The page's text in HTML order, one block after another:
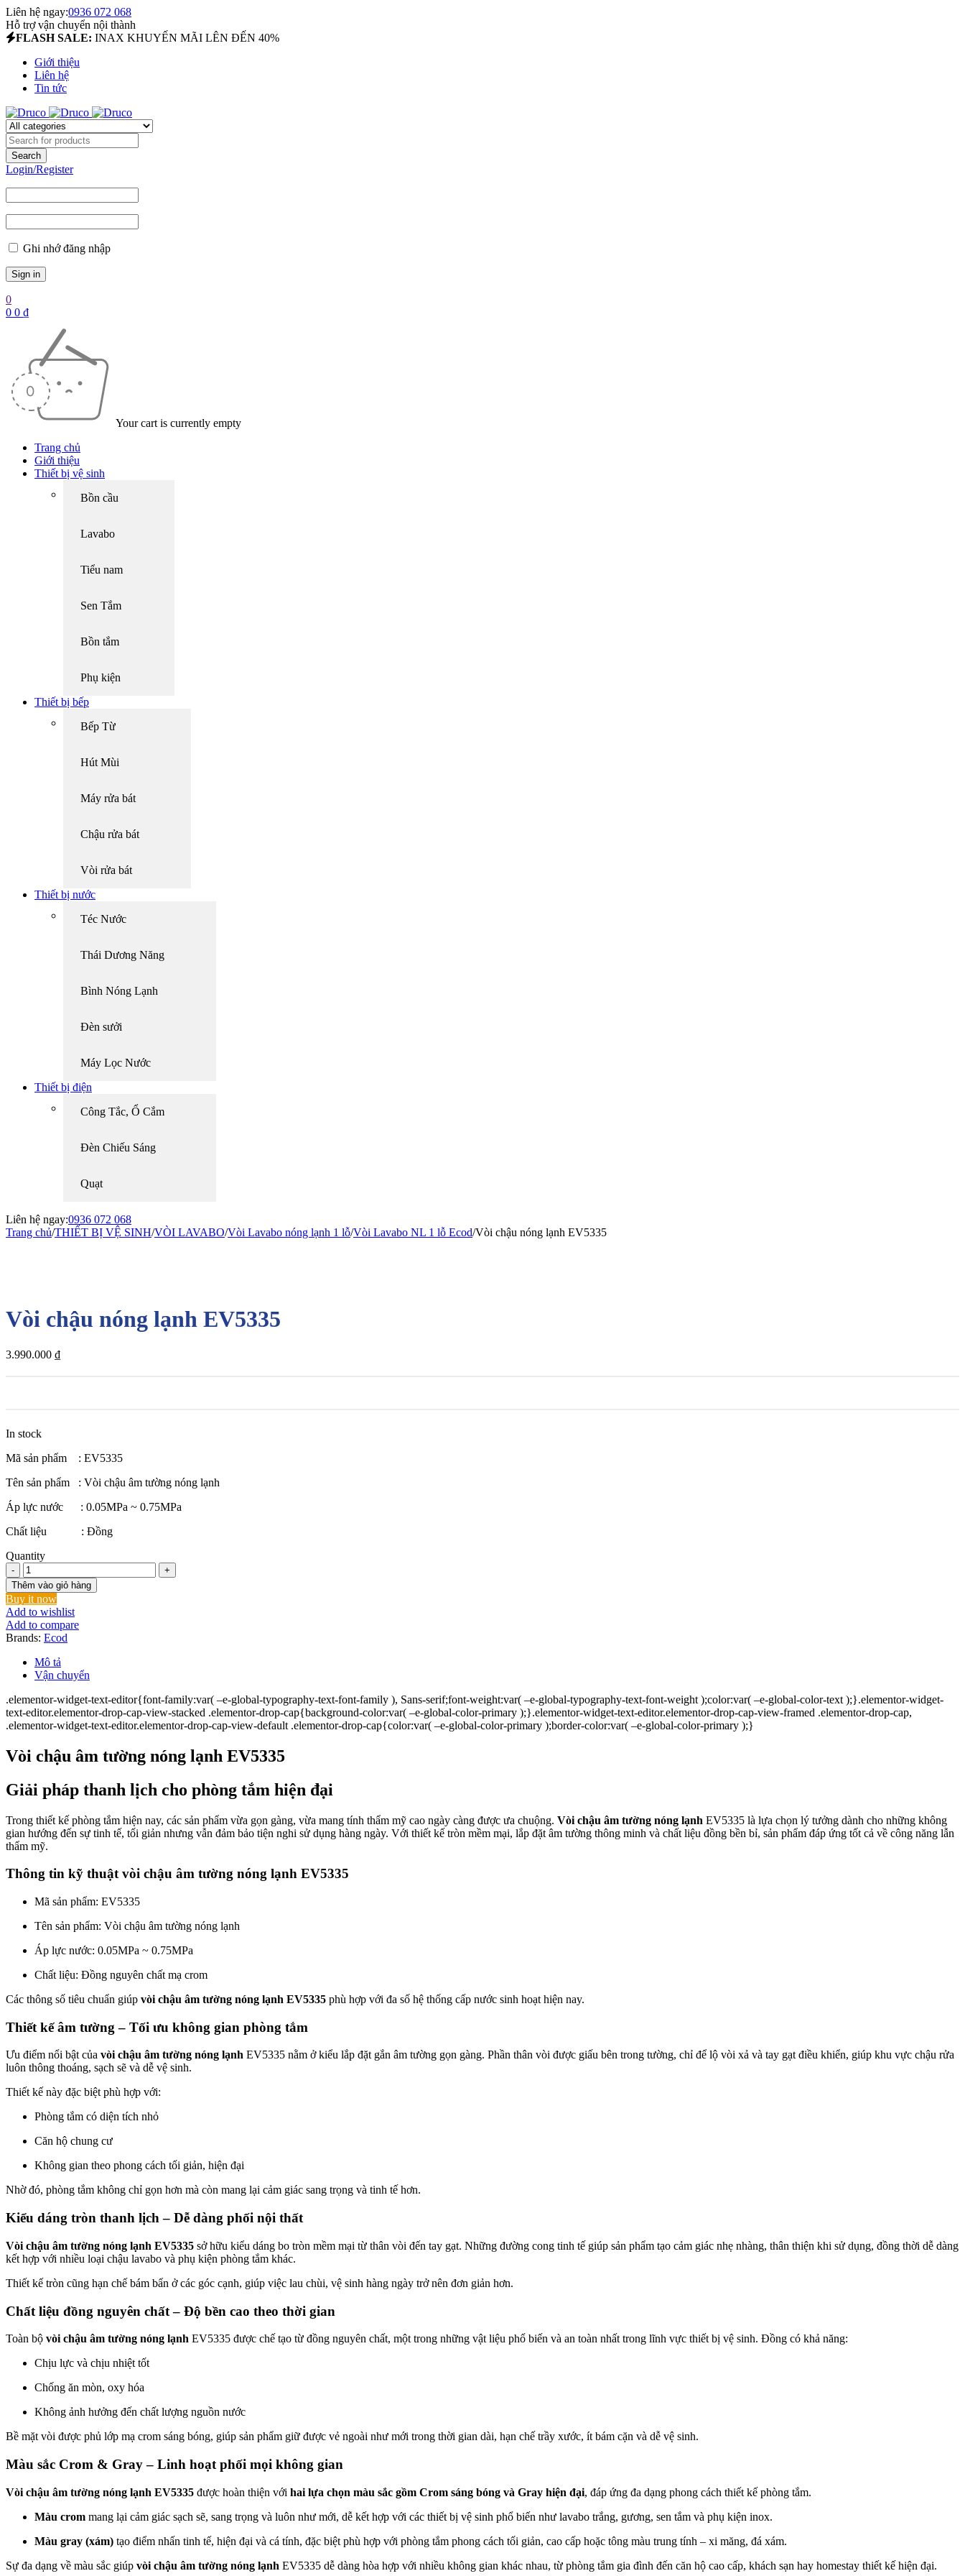
Liên hệ ngay:0936 072 068
Hỗ trợ vận chuyển nội thành
FLASH SALE: INAX KHUYẾN MÃI LÊN ĐẾN 40%
Giới thiệu
Liên hệ
Tin tức
Login/Register
Ghi nhớ đăng nhập
0
0 0 ₫
Your cart is currently empty
Trang chủ
Giới thiệu
Thiết bị vệ sinh
Bồn cầu
Lavabo
Tiểu nam
Sen Tắm
Bồn tắm
Phụ kiện
Thiết bị bếp
Bếp Từ
Hút Mùi
Máy rửa bát
Chậu rửa bát
Vòi rửa bát
Thiết bị nước
Téc Nước
Thái Dương Năng
Bình Nóng Lạnh
Đèn sưởi
Máy Lọc Nước
Thiết bị điện
Công Tắc, Ổ Cắm
Đèn Chiếu Sáng
Quạt
Liên hệ ngay:0936 072 068
Trang chủ/THIẾT BỊ VỆ SINH/VÒI LAVABO/Vòi Lavabo nóng lạnh 1 lỗ/Vòi Lavabo NL 1 lỗ Ecod/Vòi chậu nóng lạnh EV5335
Vòi chậu nóng lạnh EV5335
3.990.000 ₫
In stock
Mã sản phẩm : EV5335
Tên sản phẩm : Vòi chậu âm tường nóng lạnh
Áp lực nước : 0.05MPa ~ 0.75MPa
Chất liệu : Đồng
Quantity
Vòi
chậu
nóng
lạnh
EV5335
số
lượng
Thêm vào giỏ hàng
Buy it now
Add to wishlist
Add to compare
Brands: Ecod
Mô tả
Vận chuyển
.elementor-widget-text-editor{font-family:var( –e-global-typography-text-font-family ), Sans-serif;font-weight:var( –e-global-typography-text-font-weight );color:var( –e-global-color-text );}.elementor-widget-
text-editor.elementor-drop-cap-view-stacked .elementor-drop-cap{background-color:var( –e-global-color-primary );}.elementor-widget-text-editor.elementor-drop-cap-view-framed .elementor-drop-cap,
.elementor-widget-text-editor.elementor-drop-cap-view-default .elementor-drop-cap{color:var( –e-global-color-primary );border-color:var( –e-global-color-primary );}
Vòi chậu âm tường nóng lạnh EV5335
Giải pháp thanh lịch cho phòng tắm hiện đại
Trong thiết kế phòng tắm hiện nay, các sản phẩm vừa gọn gàng, vừa mang tính thẩm mỹ cao ngày càng được ưa chuộng. Vòi chậu âm tường nóng lạnh EV5335 là lựa chọn lý tưởng dành cho những không
gian hướng đến sự tinh tế, tối giản nhưng vẫn đảm bảo tiện nghi sử dụng hàng ngày. Với thiết kế tròn mềm mại, lắp đặt âm tường thông minh và chất liệu đồng bền bỉ, sản phẩm đáp ứng tốt cả về công năng lẫn
thẩm mỹ.
Thông tin kỹ thuật vòi chậu âm tường nóng lạnh EV5335
Mã sản phẩm: EV5335
Tên sản phẩm: Vòi chậu âm tường nóng lạnh
Áp lực nước: 0.05MPa ~ 0.75MPa
Chất liệu: Đồng nguyên chất mạ crom
Các thông số tiêu chuẩn giúp vòi chậu âm tường nóng lạnh EV5335 phù hợp với đa số hệ thống cấp nước sinh hoạt hiện nay.
Thiết kế âm tường – Tối ưu không gian phòng tắm
Ưu điểm nổi bật của vòi chậu âm tường nóng lạnh EV5335 nằm ở kiểu lắp đặt gắn âm tường gọn gàng. Phần thân vòi được giấu bên trong tường, chỉ để lộ vòi xả và tay gạt điều khiển, giúp khu vực chậu rửa
luôn thông thoáng, sạch sẽ và dễ vệ sinh.
Thiết kế này đặc biệt phù hợp với:
Phòng tắm có diện tích nhỏ
Căn hộ chung cư
Không gian theo phong cách tối giản, hiện đại
Nhờ đó, phòng tắm không chỉ gọn hơn mà còn mang lại cảm giác sang trọng và tinh tế hơn.
Kiểu dáng tròn thanh lịch – Dễ dàng phối nội thất
Vòi chậu âm tường nóng lạnh EV5335 sở hữu kiểu dáng bo tròn mềm mại từ thân vòi đến tay gạt. Những đường cong tinh tế giúp sản phẩm tạo cảm giác nhẹ nhàng, thân thiện khi sử dụng, đồng thời dễ dàng
kết hợp với nhiều loại chậu lavabo và phụ kiện phòng tắm khác.
Thiết kế tròn cũng hạn chế bám bẩn ở các góc cạnh, giúp việc lau chùi, vệ sinh hàng ngày trở nên đơn giản hơn.
Chất liệu đồng nguyên chất – Độ bền cao theo thời gian
Toàn bộ vòi chậu âm tường nóng lạnh EV5335 được chế tạo từ đồng nguyên chất, một trong những vật liệu phổ biến và an toàn nhất trong lĩnh vực thiết bị vệ sinh. Đồng có khả năng:
Chịu lực và chịu nhiệt tốt
Chống ăn mòn, oxy hóa
Không ảnh hưởng đến chất lượng nguồn nước
Bề mặt vòi được phủ lớp mạ crom sáng bóng, giúp sản phẩm giữ được vẻ ngoài như mới trong thời gian dài, hạn chế trầy xước, ít bám cặn và dễ vệ sinh.
Màu sắc Crom & Gray – Linh hoạt phối mọi không gian
Vòi chậu âm tường nóng lạnh EV5335 được hoàn thiện với hai lựa chọn màu sắc gồm Crom sáng bóng và Gray hiện đại, đáp ứng đa dạng phong cách thiết kế phòng tắm.
Màu crom mang lại cảm giác sạch sẽ, sang trọng và luôn như mới, dễ kết hợp với các thiết bị vệ sinh phổ biến như lavabo trắng, gương, sen tắm và phụ kiện inox.
Màu gray (xám) tạo điểm nhấn tinh tế, hiện đại và cá tính, đặc biệt phù hợp với phòng tắm phong cách tối giản, cao cấp hoặc tông màu trung tính – xi măng, đá xám.
Sự đa dạng về màu sắc giúp vòi chậu âm tường nóng lạnh EV5335 dễ dàng hòa hợp với nhiều không gian khác nhau, từ phòng tắm gia đình đến căn hộ cao cấp, khách sạn hay homestay thiết kế hiện đại.